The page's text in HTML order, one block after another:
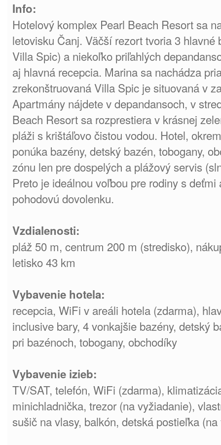
Info:
Hotelový komplex Pearl Beach Resort sa
letovisku Čanj. Väčší rezort tvoria 3 hlavné
Villa Spic) a niekoľko priľahlých
aj hlavná recepcia. Marina sa nachádza
zrekonštruovaná Villa Spic je situovaná v
Apartmány nájdete v depandansoch, v
Beach Resort sa rozprestiera v krásnej
pláži s krištáľovo čistou vodou. Hotel,
ponúka bazény, detský bazén, tobogany,
zónu len pre dospelých a plážový servis
Preto je ideálnou voľbou pre rodiny s
pohodovú dovolenku.
Vzdialenosti:
pláž 50 m, centrum 200 m (stredisko),
letisko 43 km
Vybavenie hotela:
recepcia, WiFi v areáli hotela (zdarma),
inclusive bary, 4 vonkajšie bazény, detský
pri bazénoch, tobogany, obchodíky
Vybavenie izieb:
TV/SAT, telefón, WiFi (zdarma),
minichladnička, trezor (na vyžiadanie),
sušič na vlasy, balkón, detská postieľka